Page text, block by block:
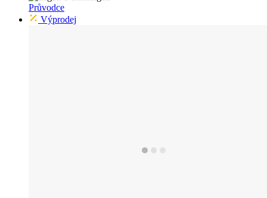
Průvodce
Výprodej